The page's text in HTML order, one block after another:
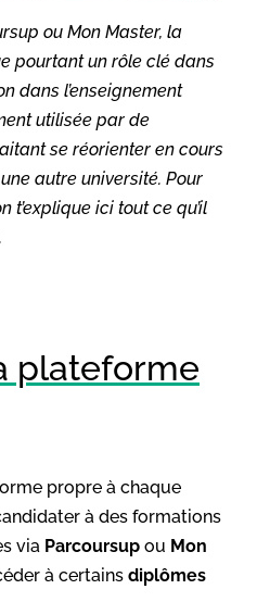
ou Mon Master, la
pourtant un rôle clé dans
dans l’enseignement
utilisée par de
se réorienter en cours
autre université. Pour
t’explique ici tout ce qu’il
plateforme
propre à chaque
à des formations
via Parcoursup ou Mon
à certains diplômes